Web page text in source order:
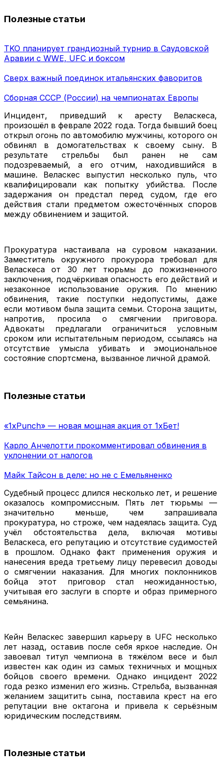
Полезные статьи
TKO планирует грандиозный турнир в Саудовской
Аравии с WWE, UFC и боксом
Сверх важный поединок итальянских фаворитов
Сборная СССР (России) на чемпионатах Европы
Инцидент, приведший к аресту Веласкеса,
произошёл в феврале 2022 года. Тогда бывший боец
открыл огонь по автомобилю мужчины, которого он
обвинял в домогательствах к своему сыну. В
результате стрельбы был ранен не сам
подозреваемый, а его отчим, находившийся в
машине. Веласкес выпустил несколько пуль, что
квалифицировали как попытку убийства. После
задержания он предстал перед судом, где его
действия стали предметом ожесточённых споров
между обвинением и защитой.
Прокуратура настаивала на суровом наказании.
Заместитель окружного прокурора требовал для
Веласкеса от 30 лет тюрьмы до пожизненного
заключения, подчёркивая опасность его действий и
незаконное использование оружия. По мнению
обвинения, такие поступки недопустимы, даже
если мотивом была защита семьи. Сторона защиты,
напротив, просила о смягчении приговора.
Адвокаты предлагали ограничиться условным
сроком или испытательным периодом, ссылаясь на
отсутствие умысла убивать и эмоциональное
состояние спортсмена, вызванное личной драмой.
Полезные статьи
«1xPunch» — новая мощная акция от 1хБет!
Карло Анчелотти прокомментировал обвинения в
уклонении от налогов
Майк Тайсон в деле: но не с Емельяненко
Судебный процесс длился несколько лет, и решение
оказалось компромиссным. Пять лет тюрьмы —
значительно меньше, чем запрашивала
прокуратура, но строже, чем надеялась защита. Суд
учёл обстоятельства дела, включая мотивы
Веласкеса, его репутацию и отсутствие судимостей
в прошлом. Однако факт применения оружия и
нанесения вреда третьему лицу перевесил доводы
о смягчении наказания. Для многих поклонников
бойца этот приговор стал неожиданностью,
учитывая его заслуги в спорте и образ примерного
семьянина.
Кейн Веласкес завершил карьеру в UFC несколько
лет назад, оставив после себя яркое наследие. Он
завоевал титул чемпиона в тяжёлом весе и был
известен как один из самых техничных и мощных
бойцов своего времени. Однако инцидент 2022
года резко изменил его жизнь. Стрельба, вызванная
желанием защитить сына, поставила крест на его
репутации вне октагона и привела к серьёзным
юридическим последствиям.
Полезные статьи